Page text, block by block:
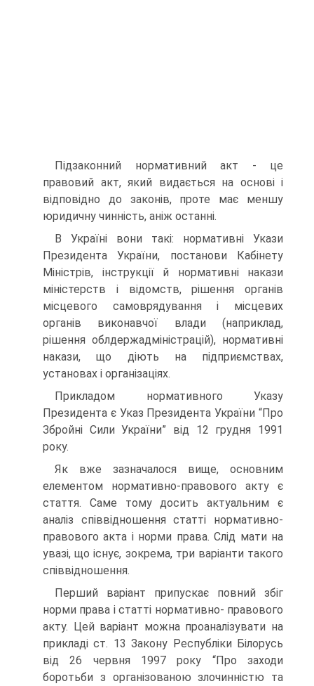
Підзаконний нормативний акт - це
правовий акт, який видається на основі і
відповідно до законів, проте має меншу
юридичну чинність, аніж останні.
В Україні вони такі: нормативні Укази
Президента України, постанови Кабінету
Міністрів, інструкції й нормативні накази
міністерств і відомств, рішення органів
місцевого самоврядування і місцевих
органів виконавчої влади (наприклад,
рішення облдержадміністрацій), нормативні
накази, що діють на підприємствах,
установах і організаціях.
Прикладом нормативного Указу
Президента є Указ Президента України “Про
Збройні Сили України” від 12 грудня 1991
року.
Як вже зазначалося вище, основним
елементом нормативно-правового акту є
стаття. Саме тому досить актуальним є
аналіз співвідношення статті нормативно-
правового акта і норми права. Слід мати на
увазі, що існує, зокрема, три варіанти такого
співвідношення.
Перший варіант припускає повний збіг
норми права і статті нормативно- правового
акту. Цей варіант можна проаналізувати на
прикладі ст. 13 Закону Республіки Білорусь
від 26 червня 1997 року “Про заходи
боротьби з організованою злочинністю та